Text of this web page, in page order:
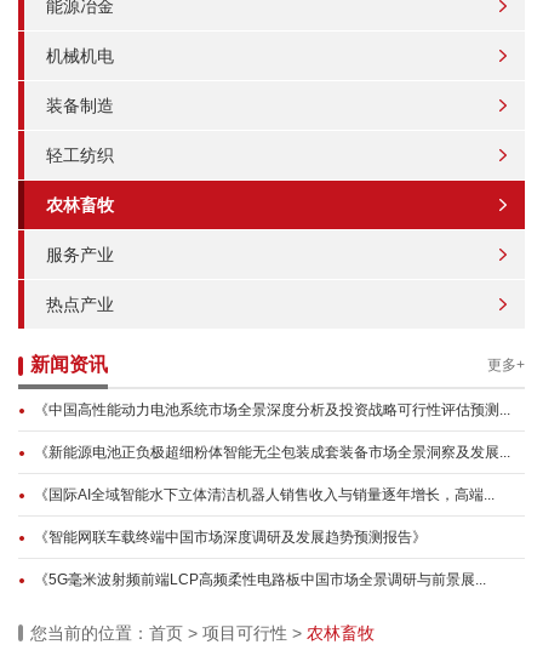
能源冶金
机械机电
装备制造
轻工纺织
农林畜牧
服务产业
热点产业
新闻资讯 更多+
《中国高性能动力电池系统市场全景深度分析及投资战略可行性评估预测...
《新能源电池正负极超细粉体智能无尘包装成套装备市场全景洞察及发展...
《国际AI全域智能水下立体清洁机器人销售收入与销量逐年增长，高端...
《智能网联车载终端中国市场深度调研及发展趋势预测报告》
《5G毫米波射频前端LCP高频柔性电路板中国市场全景调研与前景展...
您当前的位置： 首页 > 项目可行性 > 农林畜牧